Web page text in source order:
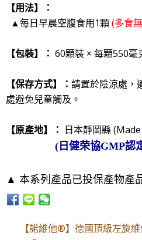
【用法】：
▲每日早晨空腹食用1顆(多食
【包裝】： 60顆裝 × 每顆550
【保存方式】： 請置於陰涼處，
處避免兒童觸及。
【原產地】： 日本靜岡縣
( 日健荣協GMP認
▲ 本系列產品已投保產物產
【諾維他®】德國頂級左旋